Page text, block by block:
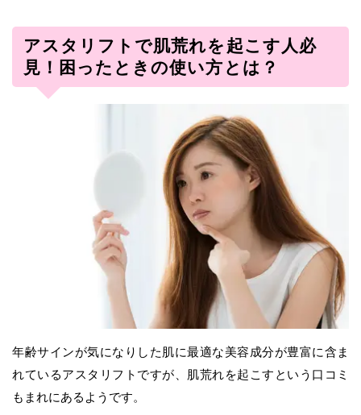
アスタリフトで肌荒れを起こす人必
見！困ったときの使い方とは？
年齢サインが気になりした肌に最適な美容成分が豊富に含ま
れているアスタリフトですが、肌荒れを起こすという口コミ
もまれにあるようです。